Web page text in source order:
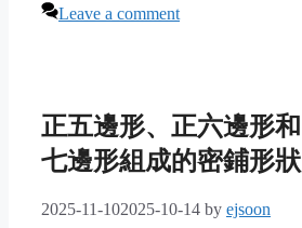
Leave a comment
正五邊形、正六邊形和
七邊形組成的密鋪形狀
2025-11-102025-10-14 by ejsoon